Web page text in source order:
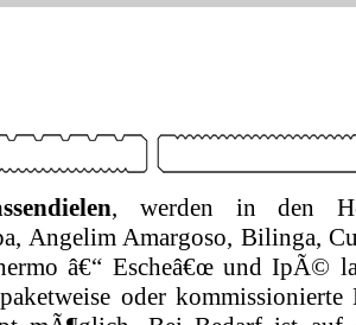
, werden in den
Angelim Amargoso, Bilinga,
â€“ Escheâ€œ und IpÃ©
oder